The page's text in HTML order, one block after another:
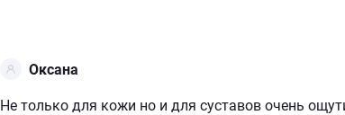
Оксана
Не только для кожи но и для суставов очень